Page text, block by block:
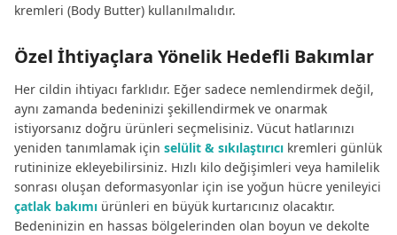
kremleri (Body Butter) kullanılmalıdır.
Özel İhtiyaçlara Yönelik Hedefli Bakımlar
Her cildin ihtiyacı farklıdır. Eğer sadece nemlendirmek değil,
aynı zamanda bedeninizi şekillendirmek ve onarmak
istiyorsanız doğru ürünleri seçmelisiniz. Vücut hatlarınızı
yeniden tanımlamak için selülit & sıkılaştırıcı kremleri günlük
rutininize ekleyebilirsiniz. Hızlı kilo değişimleri veya hamilelik
sonrası oluşan deformasyonlar için ise yoğun hücre yenileyici
çatlak bakımı ürünleri en büyük kurtarıcınız olacaktır.
Bedeninizin en hassas bölgelerinden olan boyun ve dekolte